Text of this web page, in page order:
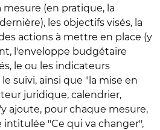
(en pratique, la
les objectifs visés, la
actions à mettre en place (y
l'enveloppe budgétaire
le ou les indicateurs
suivi, ainsi que "la mise en
juridique, calendrier,
ajoute, pour chaque mesure,
"Ce qui va changer",